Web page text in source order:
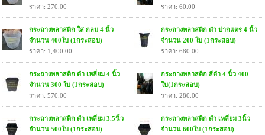
ราคา: 270.00
ราคา: 60.00
กระถางพลาสติก ใส กลม 4 นิ้ว
จำนวน 400ใบ (1กระสอบ)
ราคา: 1,400.00
กระถางพลาสติก ดำ ปากแตร 4 นิ้ว
จำนวน 200 ใบ (1กระสอบ)
ราคา: 680.00
กระถางพลาสติก ดำ เหลี่ยม 4 นิ้ว
จำนวน 300 ใบ (1กระสอบ)
ราคา: 570.00
กระถางพลาสติก สีดำ 4 นิ้ว 400
ใบ(1กระสอบ)
ราคา: 280.00
กระถางพลาสติก ดำ เหลี่ยม 3.5นิ้ว
จำนวน 500ใบ (1กระสอบ)
กระถางพลาสติก ดำ เหลี่ยม 3นิ้ว
จำนวน 600ใบ (1กระสอบ)